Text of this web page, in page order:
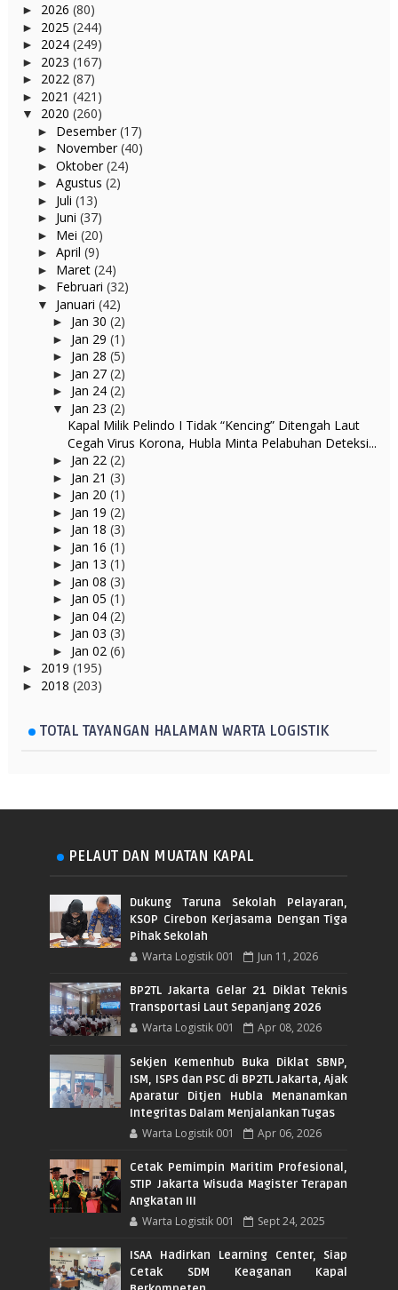
► 2026 (80)
► 2025 (244)
► 2024 (249)
► 2023 (167)
► 2022 (87)
► 2021 (421)
▼ 2020 (260)
► Desember(17)
► November(40)
► Oktober(24)
► Agustus (2)
► Juli (13)
► Juni (37)
► Mei (20)
► April (9)
► Maret (24)
► Februari (32)
▼ Januari (42)
► Jan 30 (2)
► Jan 29 (1)
► Jan 28 (5)
► Jan 27 (2)
► Jan 24 (2)
▼ Jan 23 (2)
Kapal Milik Pelindo I Tidak “Kencing” Ditengah Laut
Cegah Virus Korona, Hubla Minta Pelabuhan Deteksi...
► Jan 22 (2)
► Jan 21 (3)
► Jan 20 (1)
► Jan 19 (2)
► Jan 18 (3)
► Jan 16 (1)
► Jan 13 (1)
► Jan 08 (3)
► Jan 05 (1)
► Jan 04 (2)
► Jan 03 (3)
► Jan 02 (6)
► 2019 (195)
► 2018 (203)
TOTAL TAYANGAN HALAMAN WARTA LOGISTIK
PELAUT DAN MUATAN KAPAL
Dukung Taruna Sekolah Pelayaran,
KSOP Cirebon Kerjasama Dengan Tiga
Pihak Sekolah
Warta Logistik 001 Jun 11, 2026
BP2TL Jakarta Gelar 21 Diklat Teknis
Transportasi Laut Sepanjang 2026
Warta Logistik 001 Apr 08, 2026
Sekjen Kemenhub Buka Diklat SBNP,
ISM, ISPS dan PSC di BP2TL Jakarta, Ajak
Aparatur Ditjen Hubla Menanamkan
Integritas Dalam Menjalankan Tugas
Warta Logistik 001 Apr 06, 2026
Cetak Pemimpin Maritim Profesional,
STIP Jakarta Wisuda Magister Terapan
Angkatan III
Warta Logistik 001 Sept 24, 2025
ISAA Hadirkan Learning Center, Siap
Cetak SDM Keaganan Kapal